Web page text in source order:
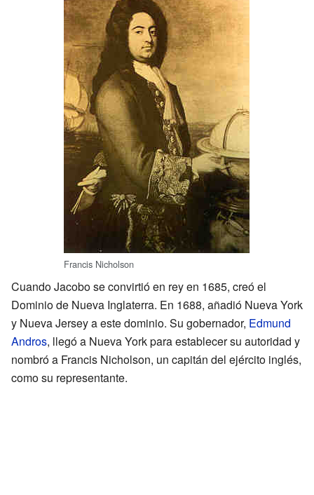
Francis Nicholson
Cuando Jacobo se convirtió en rey en 1685, creó el
Dominio de Nueva Inglaterra. En 1688, añadió Nueva York
y Nueva Jersey a este dominio. Su gobernador, Edmund
Andros, llegó a Nueva York para establecer su autoridad y
nombró a Francis Nicholson, un capitán del ejército inglés,
como su representante.